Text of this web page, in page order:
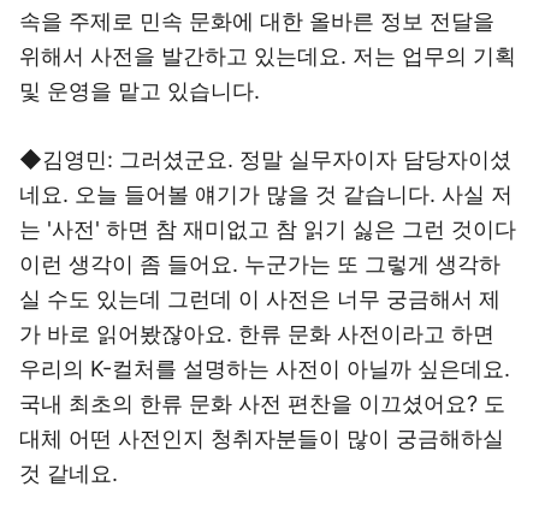
속을 주제로 민속 문화에 대한 올바른 정보 전달을
위해서 사전을 발간하고 있는데요. 저는 업무의 기획
및 운영을 맡고 있습니다.
◆김영민: 그러셨군요. 정말 실무자이자 담당자이셨
네요. 오늘 들어볼 얘기가 많을 것 같습니다. 사실 저
는 '사전' 하면 참 재미없고 참 읽기 싫은 그런 것이다
이런 생각이 좀 들어요. 누군가는 또 그렇게 생각하
실 수도 있는데 그런데 이 사전은 너무 궁금해서 제
가 바로 읽어봤잖아요. 한류 문화 사전이라고 하면
우리의 K-컬처를 설명하는 사전이 아닐까 싶은데요.
국내 최초의 한류 문화 사전 편찬을 이끄셨어요? 도
대체 어떤 사전인지 청취자분들이 많이 궁금해하실
것 같네요.